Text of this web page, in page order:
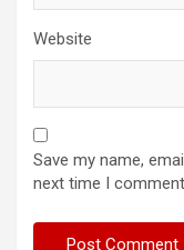
Website
Save my name,
next time I